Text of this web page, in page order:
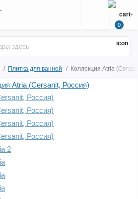
0
Плитка для ванной Коллекция Atria